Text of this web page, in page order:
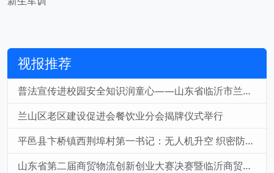
视报推荐
普法宣传进校园安全知识润童心——山东省临沂市兰山区兰山街道后十社区走进幼儿园开展安全宣传教育活动
兰山区老区建设促进会餐饮业分会揭牌仪式举行
平邑县卞桥镇西荆埠村第一书记：无人机升空 织密防溺水与防汛“安全网”
山东省第二届商贸物流创新创业大赛决赛暨临沂商贸物流发展报告会成功举办